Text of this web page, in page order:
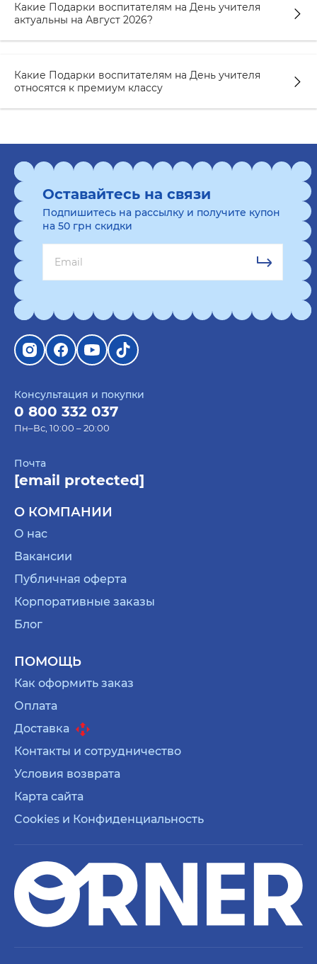
Какие Подарки воспитателям на День учителя
актуальны на Август 2026?
Какие Подарки воспитателям на День учителя
относятся к премиум классу
Консультация и покупки
0 800 332 037
Пн–Вс, 10:00 – 20:00
Почта
[email protected]
О КОМПАНИИ
О нас
Вакансии
Публичная оферта
Корпоративные заказы
Блог
ПОМОЩЬ
Как оформить заказ
Оплата
Доставка
Контакты и сотрудничество
Условия возврата
Карта сайта
Cookies и Конфиденциальность
Оставайтесь на связи
Подпишитесь на рассылку и получите купон
на 50 грн скидки